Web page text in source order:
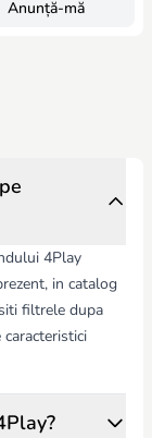
Anunță-mă
4Play
in catalog
filtrele dupa